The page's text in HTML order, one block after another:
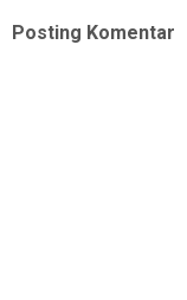
Posting Komentar